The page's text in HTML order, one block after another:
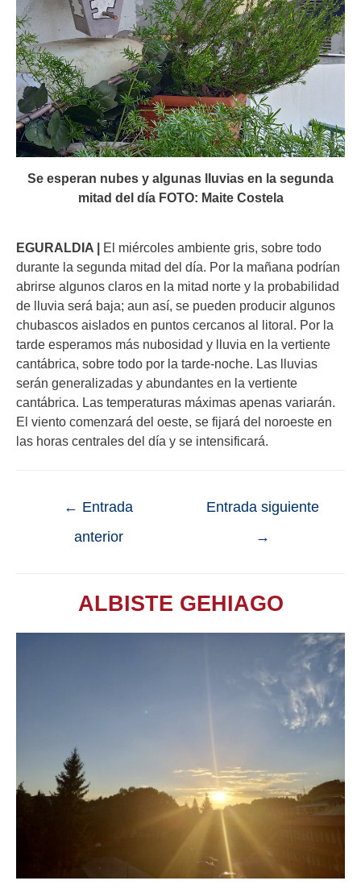
Se esperan nubes y algunas lluvias en la segunda
mitad del día FOTO: Maite Costela
EGURALDIA | El miércoles ambiente gris, sobre todo
durante la segunda mitad del día. Por la mañana podrían
abrirse algunos claros en la mitad norte y la probabilidad
de lluvia será baja; aun así, se pueden producir algunos
chubascos aislados en puntos cercanos al litoral. Por la
tarde esperamos más nubosidad y lluvia en la vertiente
cantábrica, sobre todo por la tarde-noche. Las lluvias
serán generalizadas y abundantes en la vertiente
cantábrica. Las temperaturas máximas apenas variarán.
El viento comenzará del oeste, se fijará del noroeste en
las horas centrales del día y se intensificará.
← Entrada
anterior
Entrada siguiente
→
ALBISTE GEHIAGO